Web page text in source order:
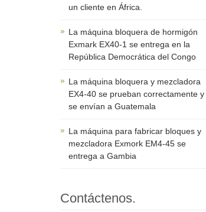
un cliente en África.
La máquina bloquera de hormigón
Exmark EX40-1 se entrega en la
República Democrática del Congo
La máquina bloquera y mezcladora
EX4-40 se prueban correctamente y
se envían a Guatemala
La máquina para fabricar bloques y
mezcladora Exmork EM4-45 se
entrega a Gambia
Contáctenos.